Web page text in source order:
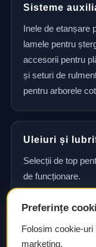
Sisteme
Inele de etanșare
lamele pentru
accesorii pentru
și seturi de
pentru arborele
Uleiuri și
Selecții de top
de funcționare.
Consultanță
Preferințe
Folosim cookie-
marketing.